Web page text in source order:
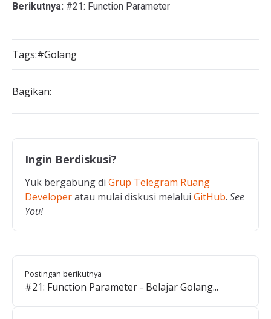
Berikutnya: #21: Function Parameter
Tags:#Golang
Bagikan:
Ingin Berdiskusi?
Yuk bergabung di Grup Telegram Ruang
Developeratau mulai diskusi melalui GitHub. See
You!
Postingan berikutnya
#21: Function Parameter - Belajar Golang...